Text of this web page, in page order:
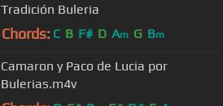
Tradición Buleria
Chords: C B F# D Am G Bm
Camaron y Paco de Lucia por
Bulerias.m4v